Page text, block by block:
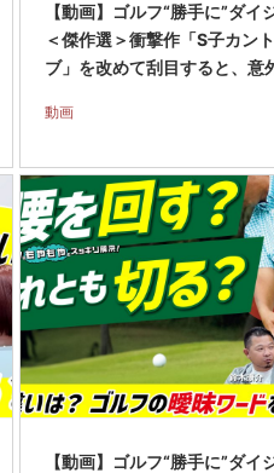
【動画】ゴルフ“勝手に”ダイ
＜傑作選＞衝撃作「S子カン
ブ」を改めて刮目すると、意
動画
【動画】ゴルフ“勝手に”ダイ